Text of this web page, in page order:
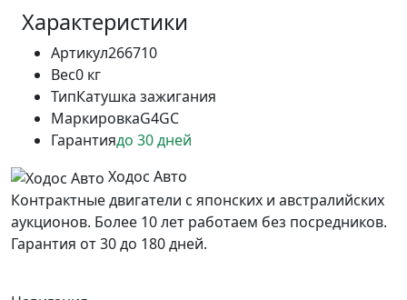
Характеристики
Артикул266710
Вес0 кг
ТипКатушка зажигания
МаркировкаG4GC
Гарантиядо 30 дней
Ходос Авто
Контрактные двигатели с японских и австралийских
аукционов. Более 10 лет работаем без посредников.
Гарантия от 30 до 180 дней.